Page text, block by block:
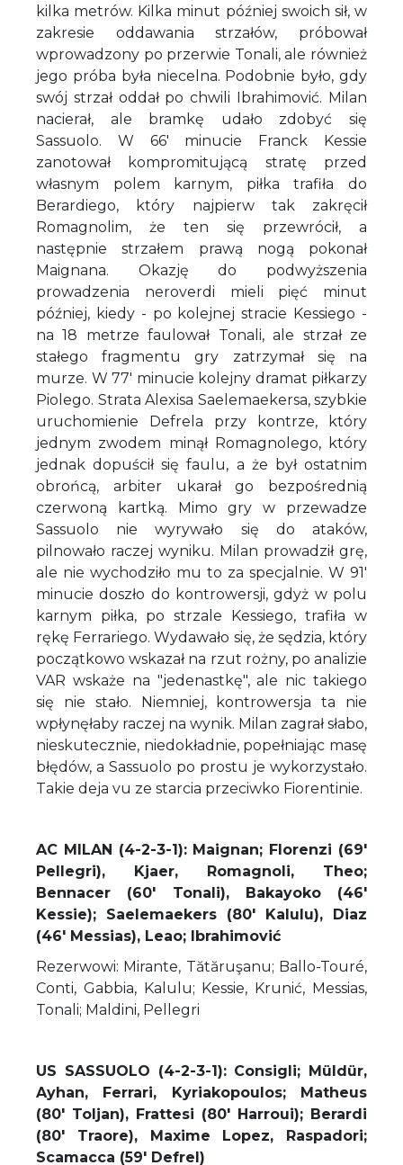
kilka metrów. Kilka minut później swoich sił, w
zakresie oddawania strzałów, próbował
wprowadzony po przerwie Tonali, ale również
jego próba była niecelna. Podobnie było, gdy
swój strzał oddał po chwili Ibrahimović. Milan
nacierał, ale bramkę udało zdobyć się
Sassuolo. W 66' minucie Franck Kessie
zanotował kompromitującą stratę przed
własnym polem karnym, piłka trafiła do
Berardiego, który najpierw tak zakręcił
Romagnolim, że ten się przewrócił, a
następnie strzałem prawą nogą pokonał
Maignana. Okazję do podwyższenia
prowadzenia neroverdi mieli pięć minut
później, kiedy - po kolejnej stracie Kessiego -
na 18 metrze faulował Tonali, ale strzał ze
stałego fragmentu gry zatrzymał się na
murze. W 77' minucie kolejny dramat piłkarzy
Piolego. Strata Alexisa Saelemaekersa, szybkie
uruchomienie Defrela przy kontrze, który
jednym zwodem minął Romagnolego, który
jednak dopuścił się faulu, a że był ostatnim
obrońcą, arbiter ukarał go bezpośrednią
czerwoną kartką. Mimo gry w przewadze
Sassuolo nie wyrywało się do ataków,
pilnowało raczej wyniku. Milan prowadził grę,
ale nie wychodziło mu to za specjalnie. W 91'
minucie doszło do kontrowersji, gdyż w polu
karnym piłka, po strzale Kessiego, trafiła w
rękę Ferrariego. Wydawało się, że sędzia, który
początkowo wskazał na rzut rożny, po analizie
VAR wskaże na "jedenastkę", ale nic takiego
się nie stało. Niemniej, kontrowersja ta nie
wpłynęłaby raczej na wynik. Milan zagrał słabo,
nieskutecznie, niedokładnie, popełniając masę
błędów, a Sassuolo po prostu je wykorzystało.
Takie deja vu ze starcia przeciwko Fiorentinie.
AC MILAN (4-2-3-1): Maignan; Florenzi (69'
Pellegri), Kjaer, Romagnoli, Theo;
Bennacer (60' Tonali), Bakayoko (46'
Kessie); Saelemaekers (80' Kalulu), Diaz
(46' Messias), Leao; Ibrahimović
Rezerwowi: Mirante, Tătăruşanu; Ballo-Touré,
Conti, Gabbia, Kalulu; Kessie, Krunić, Messias,
Tonali; Maldini, Pellegri
US SASSUOLO (4-2-3-1): Consigli; Müldür,
Ayhan, Ferrari, Kyriakopoulos; Matheus
(80' Toljan), Frattesi (80' Harroui); Berardi
(80' Traore), Maxime Lopez, Raspadori;
Scamacca (59' Defrel)